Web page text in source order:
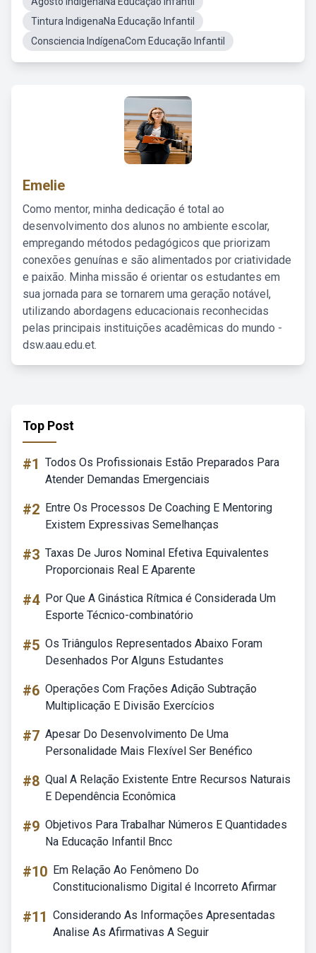
Tintura IndigenaNa Educação Infantil
Consciencia IndígenaCom Educação Infantil
Emelie
Como mentor, minha dedicação é total ao
desenvolvimento dos alunos no ambiente escolar,
empregando métodos pedagógicos que priorizam
conexões genuínas e são alimentados por criatividade
e paixão. Minha missão é orientar os estudantes em
sua jornada para se tornarem uma geração notável,
utilizando abordagens educacionais reconhecidas
pelas principais instituições acadêmicas do mundo -
dsw.aau.edu.et.
Top Post
#1 Todos Os Profissionais Estão Preparados Para
Atender Demandas Emergenciais
#2 Entre Os Processos De Coaching E Mentoring
Existem Expressivas Semelhanças
#3 Taxas De Juros Nominal Efetiva Equivalentes
Proporcionais Real E Aparente
#4 Por Que A Ginástica Rítmica é Considerada Um
Esporte Técnico-combinatório
#5 Os Triângulos Representados Abaixo Foram
Desenhados Por Alguns Estudantes
#6 Operações Com Frações Adição Subtração
Multiplicação E Divisão Exercícios
#7 Apesar Do Desenvolvimento De Uma
Personalidade Mais Flexível Ser Benéfico
#8 Qual A Relação Existente Entre Recursos Naturais
E Dependência Econômica
#9 Objetivos Para Trabalhar Números E Quantidades
Na Educação Infantil Bncc
#10 Em Relação Ao Fenômeno Do
Constitucionalismo Digital é Incorreto Afirmar
#11 Considerando As Informações Apresentadas
Analise As Afirmativas A Seguir